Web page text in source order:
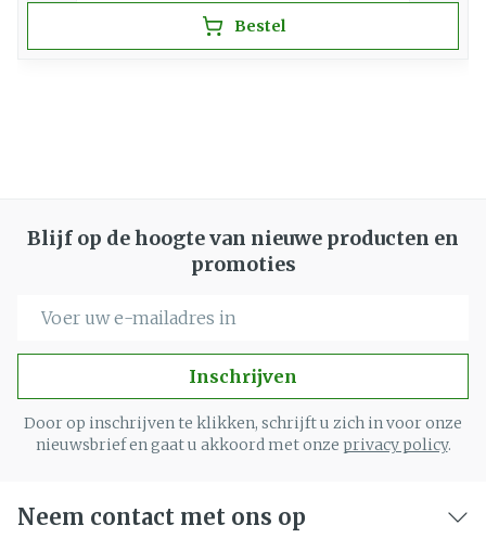
Bestel
Blijf op de hoogte van nieuwe producten en
promoties
Inschrijven
Door op inschrijven te klikken, schrijft u zich in voor onze
nieuwsbrief en gaat u akkoord met onze privacy policy.
Neem contact met ons op